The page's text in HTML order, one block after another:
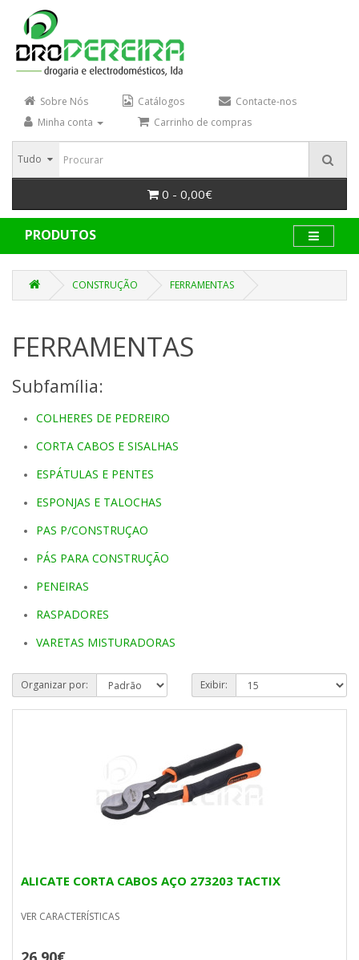
Sobre Nós Catálogos
Contacte-nos
Minha conta
Carrinho de compras
Tudo
0 - 0,00€
PRODUTOS
CONSTRUÇÃO FERRAMENTAS
FERRAMENTAS
Subfamília:
COLHERES DE PEDREIRO
CORTA CABOS E SISALHAS
ESPÁTULAS E PENTES
ESPONJAS E TALOCHAS
PAS P/CONSTRUÇAO
PÁS PARA CONSTRUÇÃO
PENEIRAS
RASPADORES
VARETAS MISTURADORAS
Organizar por: Exibir:
ALICATE CORTA CABOS AÇO 273203 TACTIX
VER CARACTERÍSTICAS